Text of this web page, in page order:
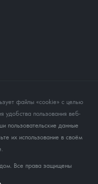
файлы «cookie» с целью
удобства пользования веб-
пользовательские данные
их использование в своём
Все права защищены